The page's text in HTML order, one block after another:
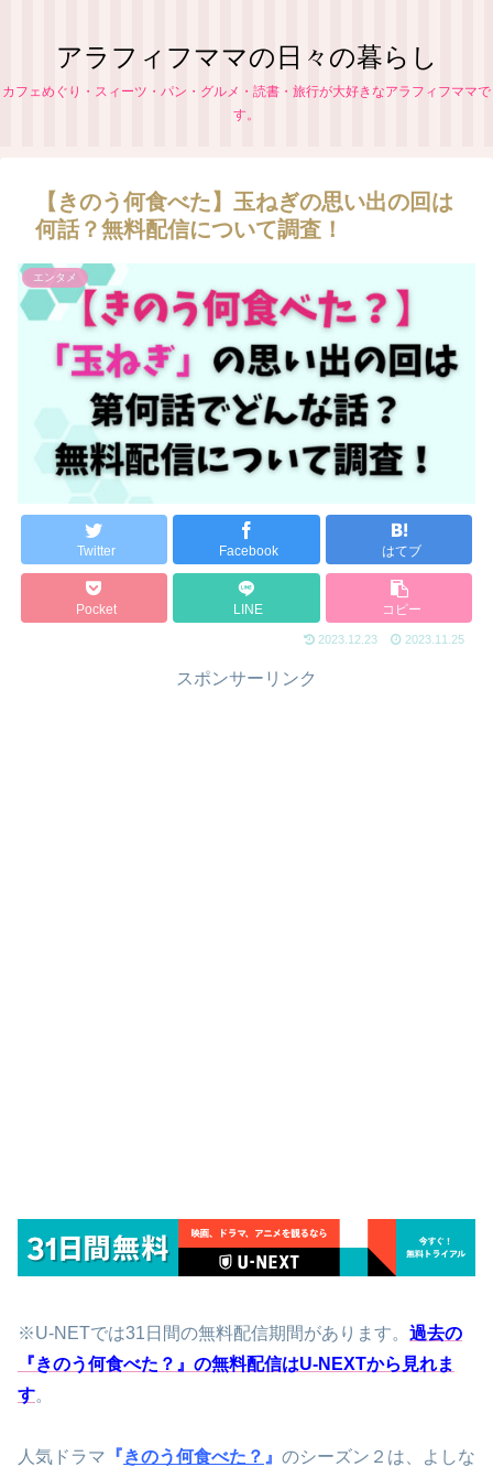
アラフィフママの日々の暮らし
カフェめぐり・スィーツ・パン・グルメ・読書・旅行が大好きなアラフィフママで
す。
【きのう何食べた】玉ねぎの思い出の回は
何話？無料配信について調査！
エンタメ
Twitter Facebook はてブ
Pocket LINE コピー
2023.12.23 2023.11.25
スポンサーリンク
※U-NETでは31日間の無料配信期間があります。 過去の
『きのう何食べた？』の無料配信はU-NEXTから見れま
す。
人気ドラマ 『きのう何食べた？ 』 のシーズン２は、よしな